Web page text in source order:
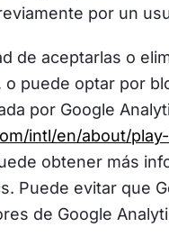
por un
de aceptarlas o
puede optar por
por Google
intl/en/about/
obtener más
Puede evitar que
de Google